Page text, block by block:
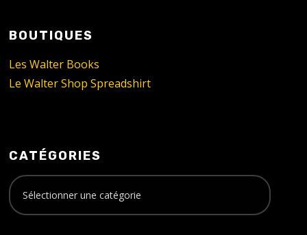
BOUTIQUES
Les Walter Books
Le Walter Shop Spreadshirt
CATÉGORIES